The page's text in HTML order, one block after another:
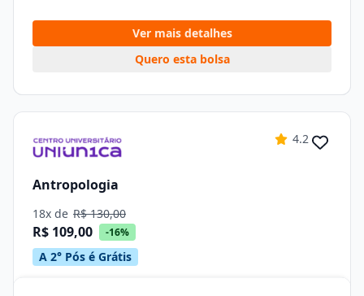
Ver mais detalhes
Quero esta bolsa
4.2
Antropologia
18x de R$ 130,00
R$ 109,00 -16%
A 2° Pós é Grátis